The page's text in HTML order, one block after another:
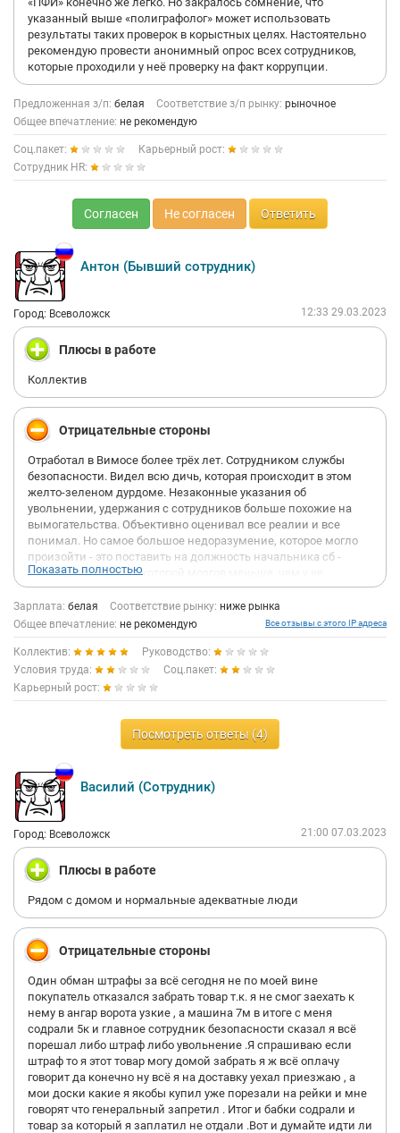
указанный выше «полиграфолог» может использовать
результаты таких проверок в корыстных целях. Настоятельно
рекомендую провести анонимный опрос всех сотрудников,
которые проходили у неё проверку на факт коррупции.
Предложенная з/п: белая Соответствие з/п рынку: рыночное
Общее впечатление: не рекомендую
Соц.пакет:
Карьерный рост:
Сотрудник HR:
Согласен Не согласен Ответить
Антон (Бывший сотрудник)
Город: Всеволожск 12:33 29.03.2023
Плюсы в работе
Коллектив
Отрицательные стороны
Отработал в Вимосе более трёх лет. Сотрудником службы
безопасности. Видел всю дичь, которая происходит в этом
желто-зеленом дурдоме. Незаконные указания об
увольнении, удержания с сотрудников больше похожие на
вымогательства. Объективно оценивал все реалии и все
понимал. Но самое большое недоразумение, которое могло
произойти - это поставить на должность начальника сб -
Чернышову Надю. У которой мозгов меньше, чем у ее
кофемашины.
Она абсолютно не знает и не понимает принципы работы
службы. Вся ее псевдо-деятельность одна большая фикция.
Которая заключается в том, чтобы создать видимость работы,
отправляя руководству кучу бесполезных фотографий. Отсюда
огромные потери на базах, так как работа по
противодействию потерь не проводится от слова совсем. А
сотрудников службы она превратила в личных водителей
Она рубит толковых кандидатов на трудоустройство, понимая
что они могут понять ее бесполезность и донести это Гурьеву.
И в большей степени от этого страдает юридический отдел.
Но самое главное это то, что она сама мошенница. Она
просила меня подделывать документы о компенсации
транспортных расходов, чтобы потом получать эти деньги. А
когда финансовый директор обнаружила схему, то она быстро
от меня избавилась.
Пока в Вимосе такой начальник сб, о какой то безопасности
организации, товара и сотрудников говорить не приходиться.
Ее просто НЕТ!!!
Показать полностью
Зарплата: белая Соответствие рынку: ниже рынка
Общее впечатление: не рекомендую Все отзывы с этого IP адреса
Коллектив:
Руководство:
Условия труда:
Соц.пакет:
Карьерный рост:
Посмотреть ответы (4)
Василий (Сотрудник)
Город: Всеволожск 21:00 07.03.2023
Плюсы в работе
Рядом с домом и нормальные адекватные люди
Отрицательные стороны
Один обман штрафы за всё сегодня не по моей вине
покупатель отказался забрать товар т.к. я не смог заехать к
нему в ангар ворота узкие , а машина 7м в итоге с меня
содрали 5к и главное сотрудник безопасности сказал я всё
порешал либо штраф либо увольнение .Я спрашиваю если
штраф то я этот товар могу домой забрать я ж всё оплачу
говорит да конечно ну всё я на доставку уехал приезжаю , а
мои доски какие я якобы купил уже порезали на рейки и мне
говорят что генеральный запретил . Итог и бабки содрали и
товар за который я заплатил не отдали .Вот и думайте идти ли